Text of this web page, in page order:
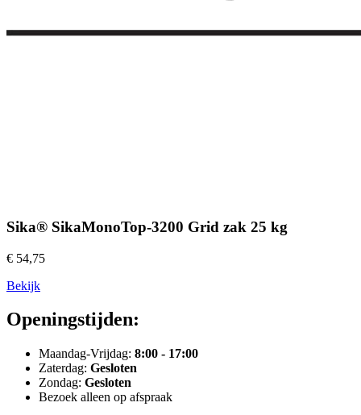
Sika® SikaMonoTop-3200 Grid zak 25 kg
€ 54,75
Bekijk
Openingstijden:
Maandag-Vrijdag: 8:00 - 17:00
Zaterdag: Gesloten
Zondag: Gesloten
Bezoek alleen op afspraak